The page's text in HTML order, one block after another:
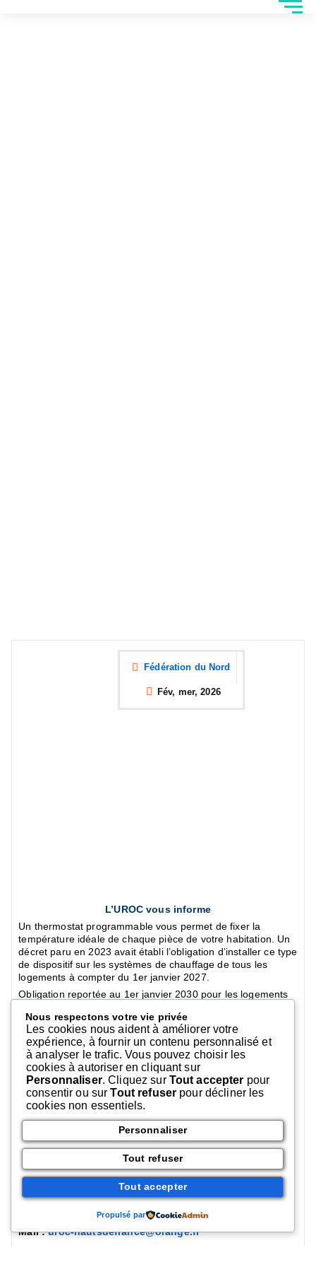
Fédération du Nord
Fév, mer, 2026
L’UROC vous informe
Un thermostat programmable vous permet de fixer la
température idéale de chaque pièce de votre habitation. Un
décret paru en 2023 avait établi l’obligation d’installer ce type
de dispositif sur les systèmes de chauffage de tous les
logements à compter du 1er janvier 2027.
Obligation reportée au 1er janvier 2030 pour les logements
nouvelles parties de bâtiments pour lesquels une demande
de permis de construire ou une déclaration préalable aura
été déposée à compter du 1er janvier 2027.
Ce sont les propriétaires qui auront la charge de faire
installer un thermostat, qu’ils occupent leur logement ou
qu’ils l’aient mis en location. Les locataires devront en
revanche entretenir ces installations. Dommage quand
même d’attendre encore car selon l’Agence de
l’environnement et de la maîtrise de l’énergie(Ademe),
l’installation d’un dispositif de ce type peut entraîner jusqu’à
15 % d’économie d’énergie de chauffage.
UROC
03 20 42 26 60
Mail : uroc-hautsdefrance@orange.fr
Nous respectons votre vie privée
Les cookies nous aident à améliorer votre
expérience, à fournir un contenu personnalisé et
à analyser le trafic. Vous pouvez choisir les
cookies à autoriser en cliquant sur
Personnaliser. Cliquez sur Tout accepter pour
consentir ou surTout refuser pour décliner les
cookies non essentiels.
Personnaliser
Tout refuser
Tout accepter
Propulsé par